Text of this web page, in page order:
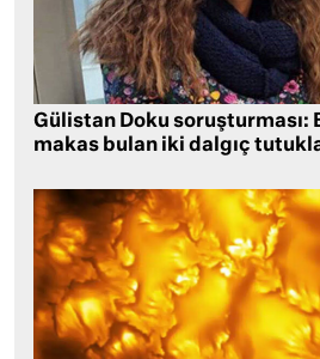
Gülistan Doku soruşturması:
makas bulan iki dalgıç